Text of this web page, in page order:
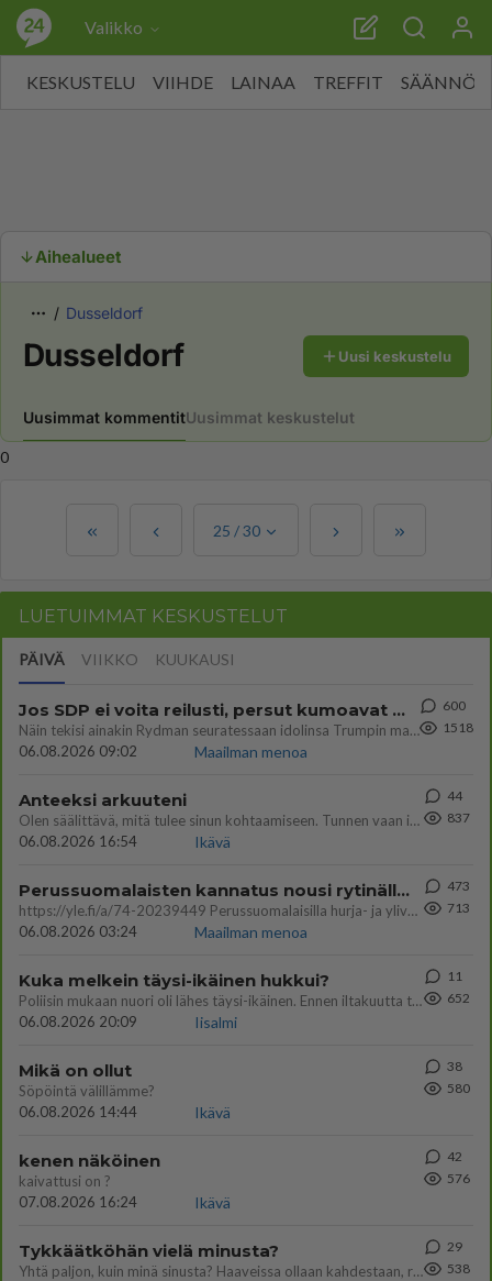
Valikko
KESKUSTELU VIIHDE LAINAA TREFFIT SÄÄNNÖT
Aihealueet
Dusseldorf
Dusseldorf Uusi keskustelu
Uusimmat kommentitUusimmat keskustelut
0
25 /30
LUETUIMMAT KESKUSTELUT
PÄIVÄ VIIKKO KUUKAUSI
Jos SDP ei voita reilusti, persut kumoavat demokratian Suomesta
Näin tekisi ainakin Rydman seuratessaan idolinsa Trumpin mallia https://www.is.fi/politiikka/art-2000012187244.html
06.08.2026 09:02
Maailman menoa
600
1518
Anteeksi arkuuteni
Olen säälittävä, mitä tulee sinun kohtaamiseen. Tunnen vaan itseni todella epävarmaksi sun kanssa. Jos minun olisi pitän
06.08.2026 16:54
Ikävä
44
837
Perussuomalaisten kannatus nousi rytinällä Ylen tänään julkaisemassa tuoreimmassa gallup-kyselyssä.
https://yle.fi/a/74-20239449 Perussuomalaisilla hurja- ja ylivoimaisesti suurin nousu tässä uudessa Ylen gallupissa. Kyl
06.08.2026 03:24
Maailman menoa
473
713
Kuka melkein täysi-ikäinen hukkui?
Poliisin mukaan nuori oli lähes täysi-ikäinen. Ennen iltakuutta tulleen ilmoituksen mukaan ihminen oli joutunut mahdoll
06.08.2026 20:09
Iisalmi
11
652
Mikä on ollut
Söpöintä välillämme?
06.08.2026 14:44
Ikävä
38
580
kenen näköinen
kaivattusi on ?
07.08.2026 16:24
Ikävä
42
576
Tykkäätköhän vielä minusta?
Yhtä paljon, kuin minä sinusta? Haaveissa ollaan kahdestaan, rauhassa ja lähennytään fyysisesti ja tutustutaan syvemmin
29
538